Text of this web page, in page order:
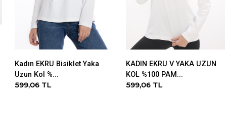
Kadın EKRU Bisiklet Yaka
Uzun Kol %...
599,06 TL
KADIN EKRU V YAKA UZUN
KOL %100 PAM...
599,06 TL